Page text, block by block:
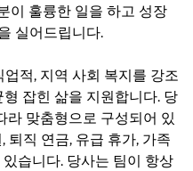
이 훌륭한 일을 하고 성장
실어드립니다.
적, 지역 사회 복지를 강조
잡힌 삶을 지원합니다. 당
라 맞춤형으로 구성되어 있
퇴직 연금, 유급 휴가, 가족
습니다. 당사는 팀이 항상